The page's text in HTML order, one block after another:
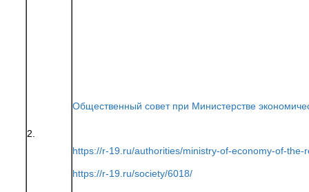
2.
Общественный совет при Министерстве
https://r-19.ru/authorities/ministry-of-economy-of-
https://r-19.ru/society/6018/